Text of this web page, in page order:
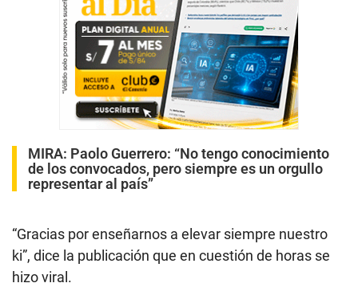
MIRA: Paolo Guerrero: “No tengo conocimiento
de los convocados, pero siempre es un orgullo
representar al país”
“Gracias por enseñarnos a elevar siempre nuestro
ki”, dice la publicación que en cuestión de horas se
hizo viral.